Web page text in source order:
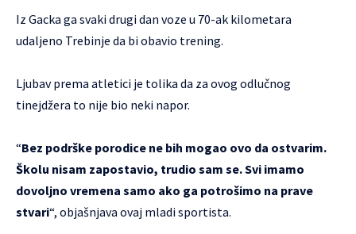
Iz Gacka ga svaki drugi dan voze u 70-ak kilometara
udaljeno Trebinje da bi obavio trening.
Ljubav prema atletici je tolika da za ovog odlučnog
tinejdžera to nije bio neki napor.
“Bez podrške porodice ne bih mogao ovo da ostvarim.
Školu nisam zapostavio, trudio sam se. Svi imamo
dovoljno vremena samo ako ga potrošimo na prave
stvari“, objašnjava ovaj mladi sportista.